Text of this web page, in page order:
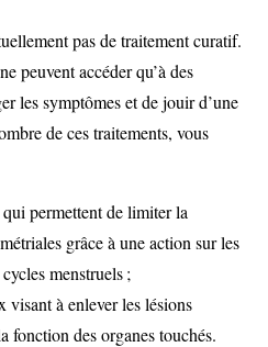
pas de traitement curatif.
peuvent accéder qu’à des
les symptômes et de jouir d’une
de ces traitements, vous
permettent de limiter la
grâce à une action sur les
menstruels ;
à enlever les lésions
fonction des organes touchés.